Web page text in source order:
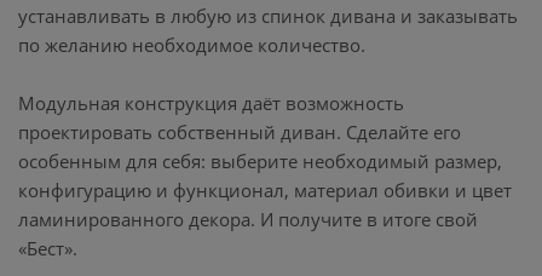
устанавливать в любую из спинок дивана и заказывать
по желанию необходимое количество.
Модульная конструкция даёт возможность
проектировать собственный диван. Сделайте его
особенным для себя: выберите необходимый размер,
конфигурацию и функционал, материал обивки и цвет
ламинированного декора. И получите в итоге свой
«Бест».